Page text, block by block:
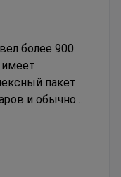
более 900
пакет
и обычно
пребывания в
принимает